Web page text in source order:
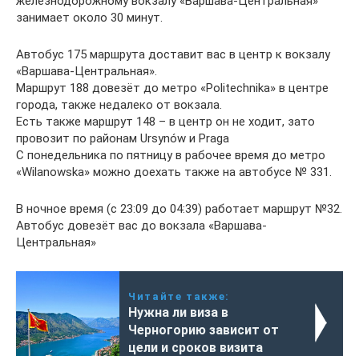
занимает около 30 минут.
Автобус 175 маршрута доставит вас в центр к вокзалу
«Варшава-Центральная».
Маршрут 188 довезёт до метро «Politechnika» в центре
города, также недалеко от вокзала.
Есть также маршрут 148 – в центр он не ходит, зато
провозит по районам Ursynów и Praga
С понедельника по пятницу в рабочее время до метро
«Wilanowska» можно доехать также на автобусе № 331.
В ночное время (с 23:09 до 04:39) работает маршрут №32.
Автобус довезёт вас до вокзала «Варшава-
Центральная»
Читайте также:
Нужна ли виза в
Черногорию зависит от
цели и сроков визита